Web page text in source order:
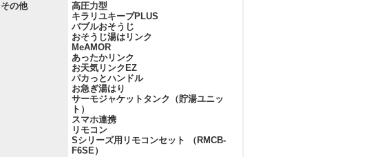
その他
高圧力型
キラリユキープPLUS
バブルおそうじ
おそうじ湯はリンク
MeAMOR
あったかリンク
お天気リンクEZ
パカっとハンドル
お急ぎ湯はり
サーモジャケットタンク（貯湯ユニッ
ト）
スマホ連携
リモコン
Sシリーズ用リモコンセット （RMCB-
F6SE）